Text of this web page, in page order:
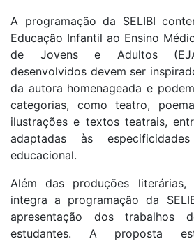
A programação da SELIBI
Educação Infantil ao Ensino
de Jovens e Adultos
desenvolvidos devem ser
da autora homenageada e
categorias, como teatro,
ilustrações e textos teatrais,
adaptadas às
educacional.
Além das produções
integra a programação da
apresentação dos trabalhos
estudantes. A proposta